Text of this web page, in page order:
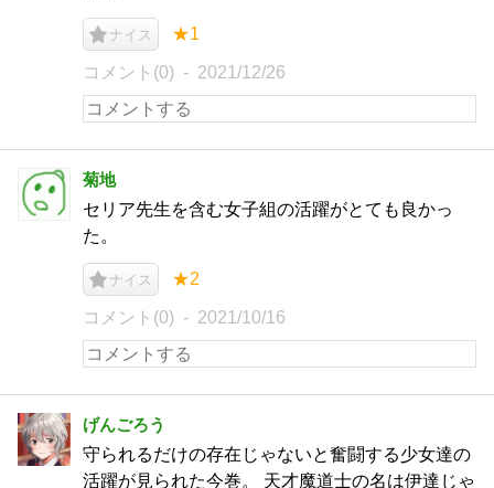
ナイス ★1
コメント(0) 2021/12/26
菊地
セリア先生を含む女子組の活躍がとても良かっ
た。
ナイス ★2
コメント(0) 2021/10/16
げんごろう
守られるだけの存在じゃないと奮闘する少女達の
活躍が見られた今巻。 天才魔道士の名は伊達じゃ